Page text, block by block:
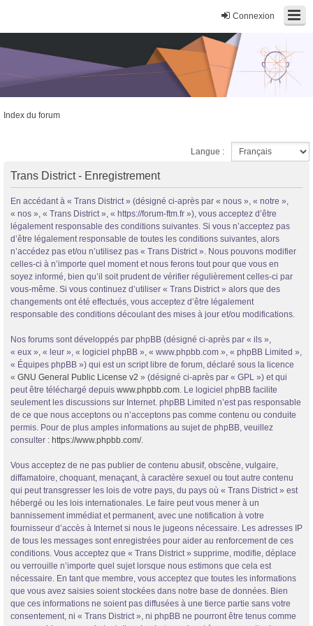
Connexion
Index du forum
Langue :
Trans District - Enregistrement
En accédant à « Trans District » (désigné ci-après par « nous », « notre »,
« nos », « Trans District », « https://forum-ftm.fr »), vous acceptez d’être
légalement responsable des conditions suivantes. Si vous n’acceptez pas
d’être légalement responsable de toutes les conditions suivantes, alors
n’accédez pas et/ou n’utilisez pas « Trans District ». Nous pouvons modifier
celles-ci à n’importe quel moment et nous ferons tout pour que vous en
soyez informé, bien qu’il soit prudent de vérifier régulièrement celles-ci par
vous-même. Si vous continuez d’utiliser « Trans District » alors que des
changements ont été effectués, vous acceptez d’être légalement
responsable des conditions découlant des mises à jour et/ou modifications.
Nos forums sont développés par phpBB (désigné ci-après par « ils »,
« eux », « leur », « logiciel phpBB », « www.phpbb.com », « phpBB Limited »,
« Équipes phpBB ») qui est un script libre de forum, déclaré sous la licence
« GNU General Public License v2 » (désigné ci-après par « GPL ») et qui
peut être téléchargé depuis www.phpbb.com. Le logiciel phpBB facilite
seulement les discussions sur Internet. phpBB Limited n’est pas responsable
de ce que nous acceptons ou n’acceptons pas comme contenu ou conduite
permis. Pour de plus amples informations au sujet de phpBB, veuillez
consulter : https://www.phpbb.com/.
Vous acceptez de ne pas publier de contenu abusif, obscène, vulgaire,
diffamatoire, choquant, menaçant, à caractère sexuel ou tout autre contenu
qui peut transgresser les lois de votre pays, du pays où « Trans District » est
hébergé ou les lois internationales. Le faire peut vous mener à un
bannissement immédiat et permanent, avec une notification à votre
fournisseur d’accès à Internet si nous le jugeons nécessaire. Les adresses IP
de tous les messages sont enregistrées pour aider au renforcement de ces
conditions. Vous acceptez que « Trans District » supprime, modifie, déplace
ou verrouille n’importe quel sujet lorsque nous estimons que cela est
nécessaire. En tant que membre, vous acceptez que toutes les informations
que vous avez saisies soient stockées dans notre base de données. Bien
que ces informations ne soient pas diffusées à une tierce partie sans votre
consentement, ni « Trans District », ni phpBB ne pourront être tenus comme